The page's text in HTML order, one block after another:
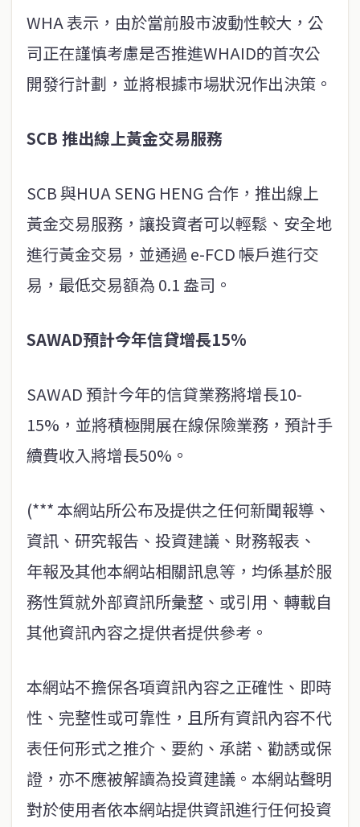
WHA 表示，由於當前股市波動性較大，公
司正在謹慎考慮是否推進WHAID的首次公
開發行計劃，並將根據市場狀況作出決策。
SCB 推出線上黃金交易服務
SCB 與HUA SENG HENG 合作，推出線上
黃金交易服務，讓投資者可以輕鬆、安全地
進行黃金交易，並通過 e-FCD 帳戶進行交
易，最低交易額為 0.1 盎司。
SAWAD預計今年信貸增長15%
SAWAD 預計今年的信貸業務將增長10-
15%，並將積極開展在線保險業務，預計手
續費收入將增長50%。
(*** 本網站所公布及提供之任何新聞報導、
資訊、研究報告、投資建議、財務報表、
年報及其他本網站相關訊息等，均係基於服
務性質就外部資訊所彙整、或引用、轉載自
其他資訊內容之提供者提供參考。
本網站不擔保各項資訊內容之正確性、即時
性、完整性或可靠性，且所有資訊內容不代
表任何形式之推介、要約、承諾、勸誘或保
證，亦不應被解讀為投資建議。本網站聲明
對於使用者依本網站提供資訊進行任何投資